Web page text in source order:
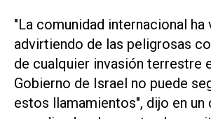
"La comunidad internacional ha
advirtiendo de las peligrosas
de cualquier invasión terrestre
Gobierno de Israel no puede
estos llamamientos", dijo en un